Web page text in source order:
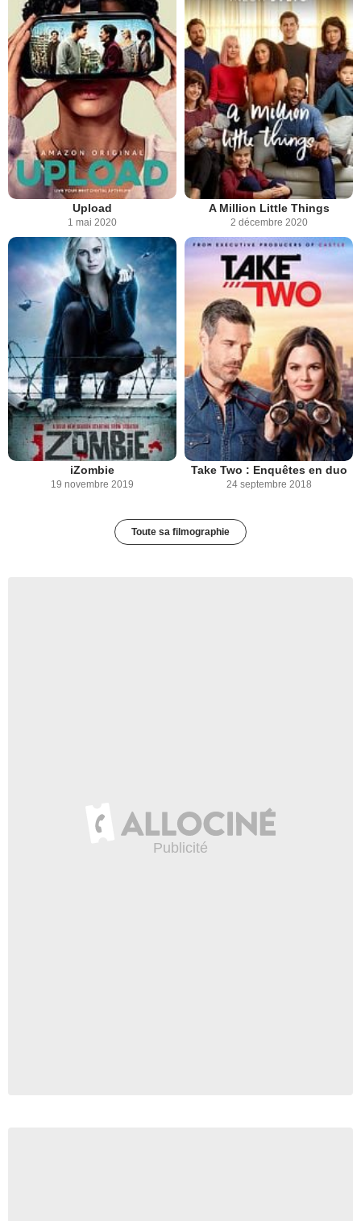
Upload
1 mai 2020
A Million Little Things
2 décembre 2020
iZombie
19 novembre 2019
Take Two : Enquêtes en duo
24 septembre 2018
Toute sa filmographie